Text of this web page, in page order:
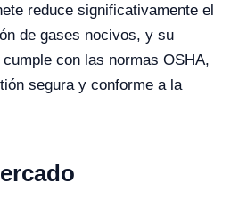
reduce significativamente el
de gases nocivos, y su
con las normas OSHA,
segura y conforme a la